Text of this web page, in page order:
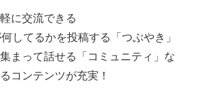
に交流できる
してるかを投稿する「つぶやき」
まって話せる「コミュニティ」な
コンテンツが充実！